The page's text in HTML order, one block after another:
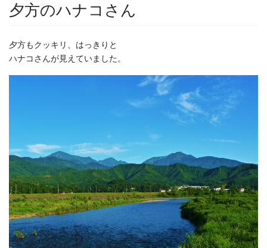
夕方のハナコさん
夕方もクッキリ、はっきりと
ハナコさんが見えていました。